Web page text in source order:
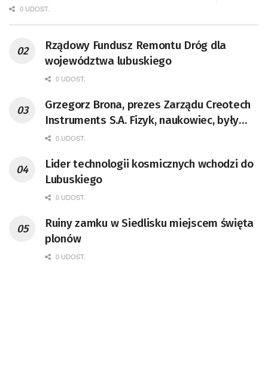
0 UDOST.
Rządowy Fundusz Remontu Dróg dla
województwa lubuskiego
0 UDOST.
Grzegorz Brona, prezes Zarządu Creotech
Instruments S.A. Fizyk, naukowiec, były
pracownik CERN w Genewie,
doktor habilitowany nauk fizycznych,
koordynator Rady Sektorowej ds.
Kompetencji Przemysłu Lotniczo-
Badań Kosmicznych i Satelitarnych PAN.
0 UDOST.
Lider technologii kosmicznych wchodzi do
Lubuskiego
0 UDOST.
Ruiny zamku w Siedlisku miejscem święta
plonów
0 UDOST.